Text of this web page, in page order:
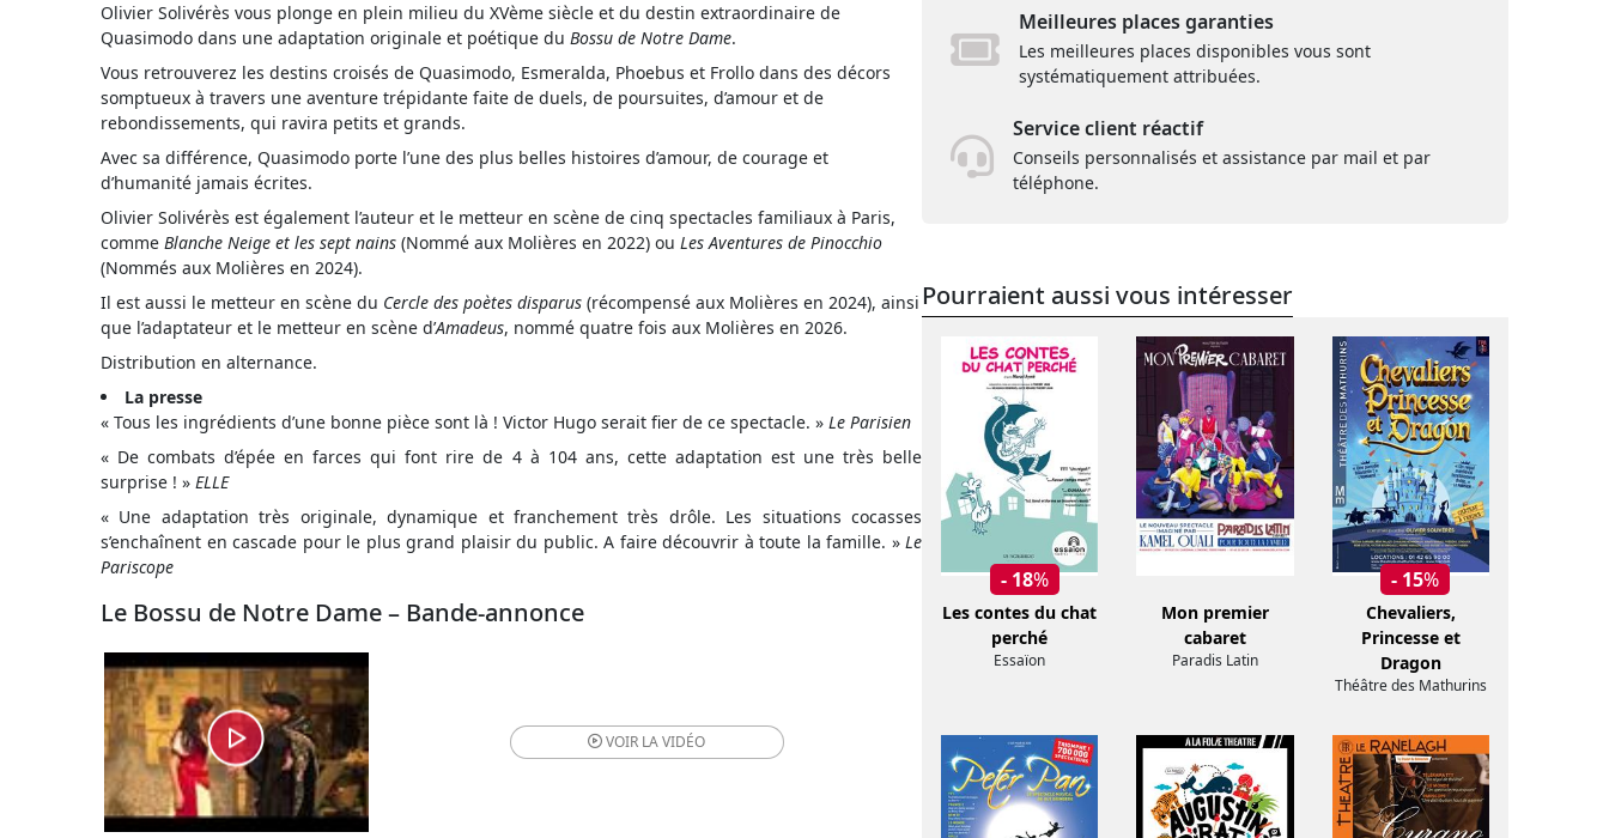
Olivier Solivérès vous plonge en plein milieu du XVème siècle et du destin extraordinaire de
Quasimodo dans une adaptation originale et poétique du Bossu de Notre Dame.
Vous retrouverez les destins croisés de Quasimodo, Esmeralda, Phoebus et Frollo dans des décors
somptueux à travers une aventure trépidante faite de duels, de poursuites, d’amour et de
rebondissements, qui ravira petits et grands.
Avec sa différence, Quasimodo porte l’une des plus belles histoires d’amour, de courage et
d’humanité jamais écrites.
Olivier Solivérès est également l’auteur et le metteur en scène de cinq spectacles familiaux à Paris,
comme Blanche Neige et les sept nains (Nommé aux Molières en 2022) ou Les Aventures de Pinocchio
(Nommés aux Molières en 2024).
Il est aussi le metteur en scène du Cercle des poètes disparus (récompensé aux Molières en 2024), ainsi
que l’adaptateur et le metteur en scène d’Amadeus, nommé quatre fois aux Molières en 2026.
Distribution en alternance.
La presse
« Tous les ingrédients d’une bonne pièce sont là ! Victor Hugo serait fier de ce spectacle. » Le Parisien
« De combats d’épée en farces qui font rire de 4 à 104 ans, cette adaptation est une très belle
surprise ! » ELLE
« Une adaptation très originale, dynamique et franchement très drôle. Les situations cocasses
s’enchaînent en cascade pour le plus grand plaisir du public. A faire découvrir à toute la famille. » Le
Pariscope
Le Bossu de Notre Dame – Bande-annonce
VOIR LAVIDÉO
Meilleures places garanties
Les meilleures places disponibles vous sont
systématiquement attribuées.
Service client réactif
Conseils personnalisés et assistance par mail et par
téléphone.
Pourraient aussi vous intéresser
- 18%
Les contes du chat
perché
Essaïon
Mon premier
cabaret
Paradis Latin
- 15%
Chevaliers,
Princesse et
Dragon
Théâtre des Mathurins